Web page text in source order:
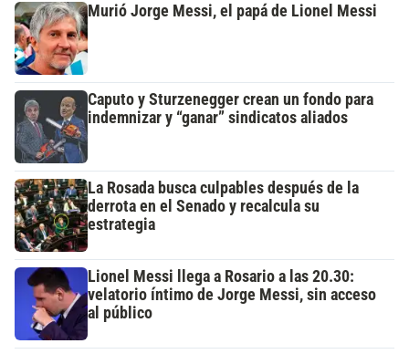
Murió Jorge Messi, el papá de Lionel Messi
Caputo y Sturzenegger crean un fondo para
indemnizar y “ganar” sindicatos aliados
La Rosada busca culpables después de la
derrota en el Senado y recalcula su
estrategia
Lionel Messi llega a Rosario a las 20.30:
velatorio íntimo de Jorge Messi, sin acceso
al público